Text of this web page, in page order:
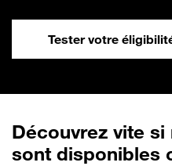
Tester votre
Découvrez vite
sont disponibles